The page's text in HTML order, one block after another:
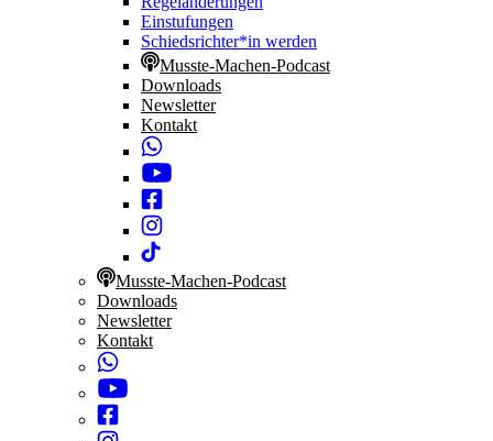
Einstufungen
Schiedsrichter*in werden
Musste-Machen-Podcast
Downloads
Newsletter
Kontakt
Musste-Machen-Podcast
Downloads
Newsletter
Kontakt